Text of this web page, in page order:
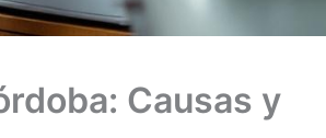
Causas y